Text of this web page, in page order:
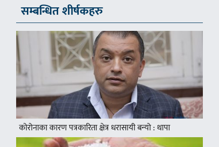
सम्बन्धित शीर्षकहरु
कोरोनाका कारण पत्रकारिता क्षेत्र धरासायी बन्यो : थापा